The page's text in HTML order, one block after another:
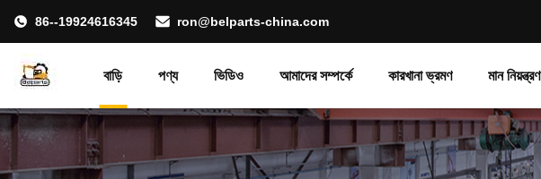
86--19924616345 ron@belparts-china.com
বাড়ি পণ্য ভিডিও আমাদের সম্পর্কে কারখানা ভ্রমণ মান নিয়ন্ত্রণ